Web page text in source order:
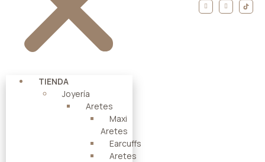
TIENDA
Joyería
Aretes
Maxi
Aretes
Earcuffs
Aretes